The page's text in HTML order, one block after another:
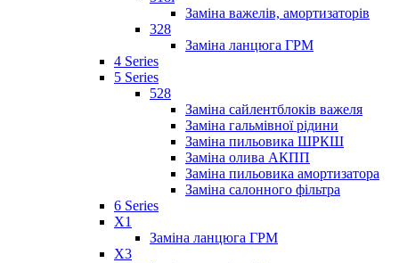
Заміна важелів, амортизаторів
328
Заміна ланцюга ГРМ
4 Series
5 Series
528
Заміна сайлентблоків важеля
Заміна гальмівної рідини
Заміна пильовика ШРКШ
Заміна олива АКПП
Заміна пильовика амортизатора
Заміна салонного фільтра
6 Series
X1
Заміна ланцюга ГРМ
X3